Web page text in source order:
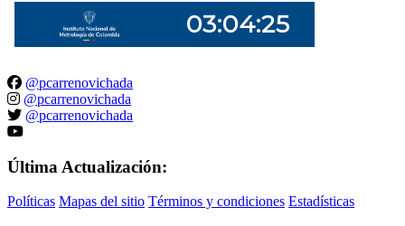
@pcarrenovichada
@pcarrenovichada
@pcarrenovichada
Última Actualización:
Políticas Mapas del sitio Términos y condiciones Estadísticas